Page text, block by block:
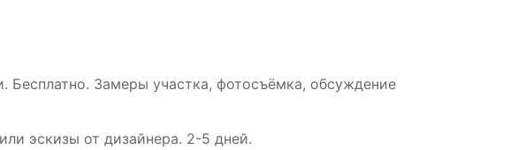
Бесплатно. Замеры участка, фотосъёмка, обсуждение
эскизы от дизайнера. 2-5 дней.